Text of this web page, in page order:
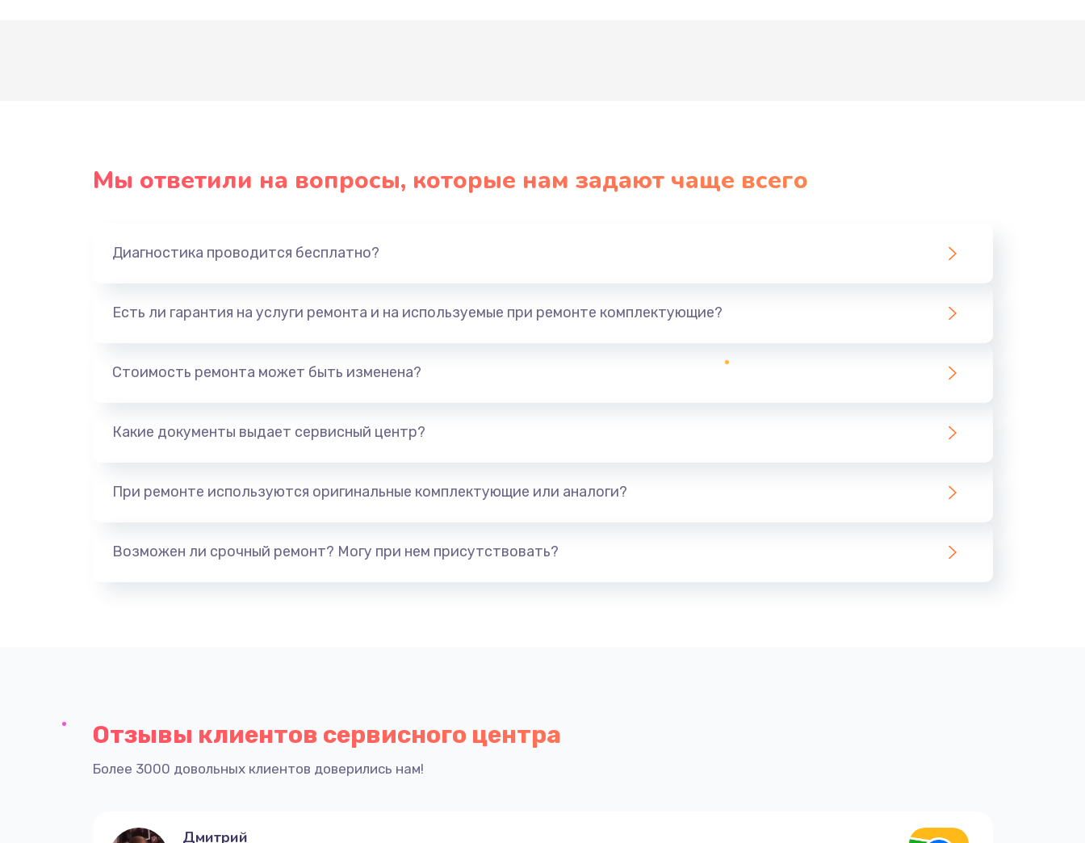
Мы ответили на вопросы, которые нам задают чаще всего
Диагностика проводится бесплатно?
Есть ли гарантия на услуги ремонта и на используемые при ремонте комплектующие?
Стоимость ремонта может быть изменена?
Какие документы выдает сервисный центр?
При ремонте используются оригинальные комплектующие или аналоги?
Возможен ли срочный ремонт? Могу при нем присутствовать?
Отзывы клиентов сервисного центра
Более 3000 довольных клиентов доверились нам!
Дмитрий